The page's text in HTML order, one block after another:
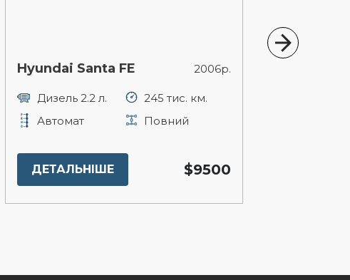
Hyundai Santa FE 2006р.
Дизель 2.2 л.
245 тис. км.
Автомат
Повний
ДЕТАЛЬНІШЕ $9500